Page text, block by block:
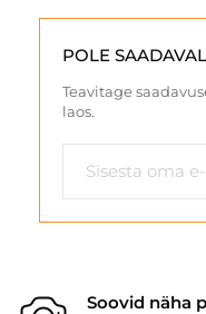
POLE SAADAVAL
Teavitage
laos.
Soovid näha